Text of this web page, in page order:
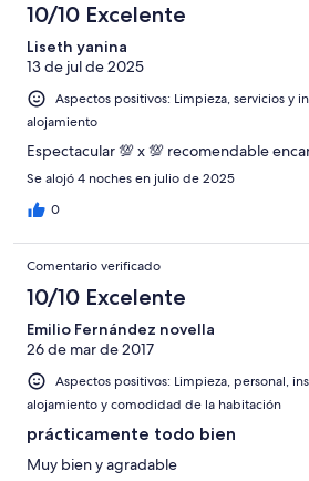
10/10 Excelente
Liseth yanina
13 de jul de 2025
Aspectos positivos: Limpieza, servicios y
alojamiento
Espectacular 💯 x 💯 recomendable
Se alojó 4 noches en julio de 2025
0
Comentario verificado
10/10 Excelente
Emilio Fernández novella
26 de mar de 2017
Aspectos positivos: Limpieza, personal,
alojamiento y comodidad de la habitación
prácticamente todo bien
Muy bien y agradable